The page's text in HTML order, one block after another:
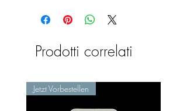
Prodotti correlati
Jetzt Vorbestellen